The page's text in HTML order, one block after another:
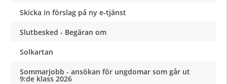
Skicka in förslag på ny e-tjänst
Slutbesked - Begäran om
Solkartan
Sommarjobb - ansökan för ungdomar som går ut
9:de klass 2026